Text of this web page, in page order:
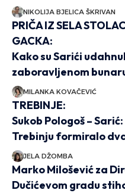
NIKOLIJA BJELICA ŠKRIVAN
PRIČA IZ SELA
GACKA:
Kako su Sarići
zaboravljenom
MILANKA KOVAČEVIĆ
TREBINJE:
Sukob Pologoš –
Trebinju formiralo
JELA DŽOMBA
Marko Milošević za
Dučićevom gradu